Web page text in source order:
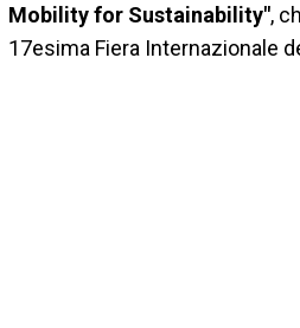
Mobility for Sustainability",
17esima Fiera Internazionale